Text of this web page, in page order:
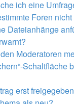
ich eine
Foren
Dateianhänge
Moderatoren
Schaltfläche
erst